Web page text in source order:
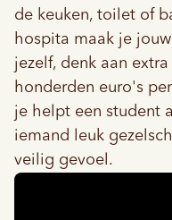
de keuken, toilet of
hospita maak je
jezelf, denk aan
honderden euro's
je helpt een student
iemand leuk
veilig gevoel.